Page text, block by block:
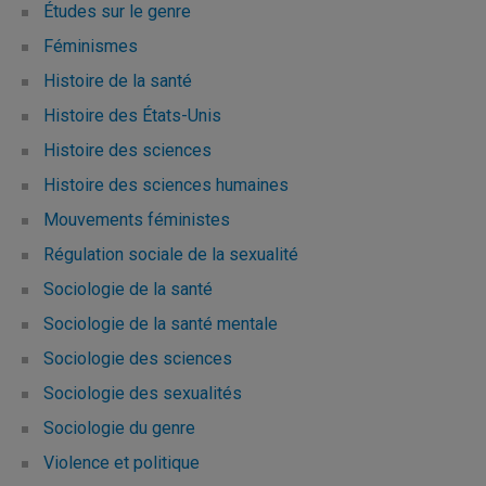
Études sur le genre
Féminismes
Histoire de la santé
Histoire des États-Unis
Histoire des sciences
Histoire des sciences humaines
Mouvements féministes
Régulation sociale de la sexualité
Sociologie de la santé
Sociologie de la santé mentale
Sociologie des sciences
Sociologie des sexualités
Sociologie du genre
Violence et politique